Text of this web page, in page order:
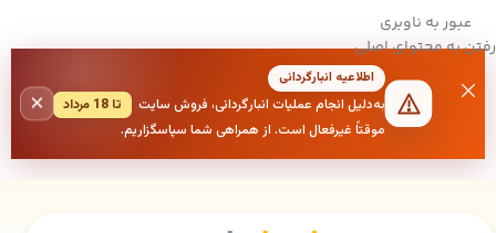
عبور به ناوبری
رفتن به محتوای اصلی
اطلاعیه انبارگردانی
به‌دلیل انجام عملیات انبارگردانی، فروش سایت
تا 18 مرداد
موقتاً غیرفعال است. از همراهی شما سپاسگزاریم.
×